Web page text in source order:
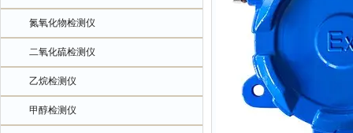
氮氧化物检测仪
二氧化硫检测仪
乙烷检测仪
甲醇检测仪